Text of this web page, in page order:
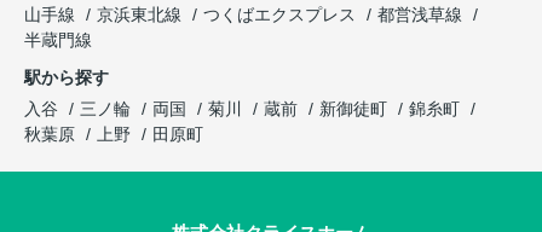
山手線
京浜東北線 つくばエクスプレス
都営浅草線
半蔵門線
駅から探す
入谷
三ノ輪 両国 菊川 蔵前 新御徒町
錦糸町
秋葉原
上野 田原町